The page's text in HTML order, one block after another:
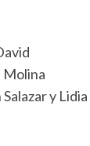
Molina
y Lidia